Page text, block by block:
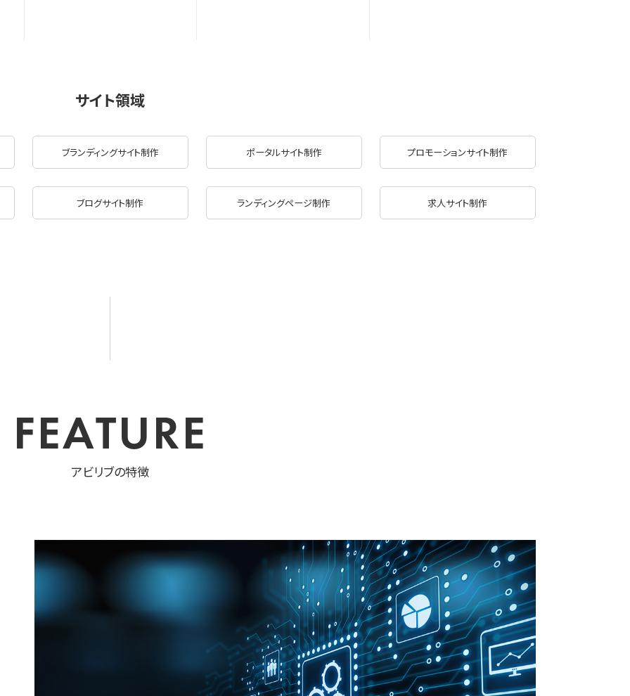
サイト領域
ブランディングサイト制作 ポータルサイト制作 プロモーションサイト制作
ブログサイト制作 ランディングページ制作 求人サイト制作
FEATURE
アビリブの特徴